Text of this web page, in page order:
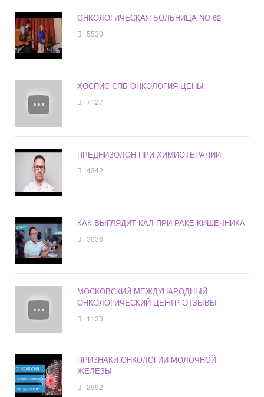
ОНКОЛОГИЧЕСКАЯ БОЛЬНИЦА NO 62
5530
ХОСПИС СПБ ОНКОЛОГИЯ ЦЕНЫ
7127
ПРЕДНИЗОЛОН ПРИ ХИМИОТЕРАПИИ
4342
КАК ВЫГЛЯДИТ КАЛ ПРИ РАКЕ КИШЕЧНИКА
3036
МОСКОВСКИЙ МЕЖДУНАРОДНЫЙ
ОНКОЛОГИЧЕСКИЙ ЦЕНТР ОТЗЫВЫ
1133
ПРИЗНАКИ ОНКОЛОГИИ МОЛОЧНОЙ
ЖЕЛЕЗЫ
2992